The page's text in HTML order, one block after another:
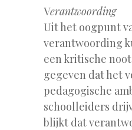
Verantwoording
Uit het oogpunt
verantwoording
een kritische
gegeven dat het
pedagogische
schoolleiders
blijkt dat